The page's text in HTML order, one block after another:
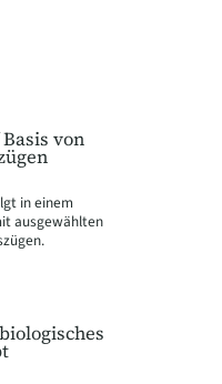
von
in einem
ausgewählten